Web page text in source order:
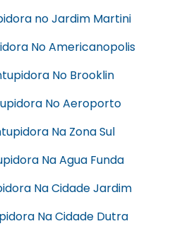
no Jardim Martini
No Americanopolis
No Brooklin
No Aeroporto
Na Zona Sul
Na Agua Funda
Na Cidade Jardim
Na Cidade Dutra